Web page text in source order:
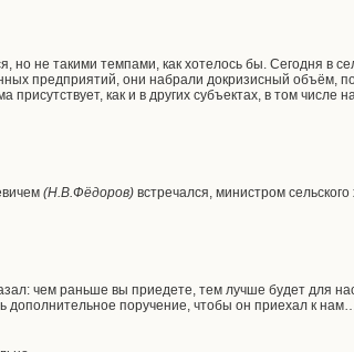
но не такими темпами, как хотелось бы. Сегодня в
предприятий, они набрали докризисный объём,
присутствует, как и в других субъектах, в том
(Н.В.Фёдоров) встречался, министром сельского
чем раньше вы приедете, тем лучше будет для
дополнительное поручение, чтобы он приехал к